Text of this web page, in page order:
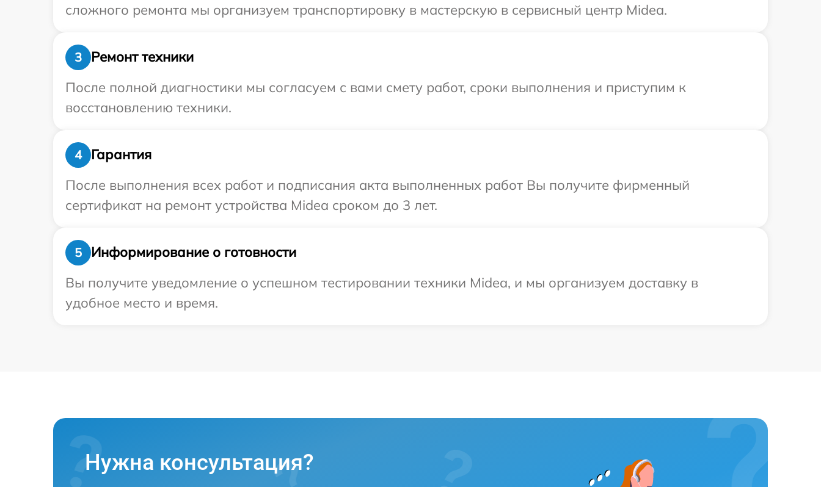
сложного ремонта мы организуем транспортировку в мастерскую в сервисный центр Midea.
3
Ремонт техники
После полной диагностики мы согласуем с вами смету работ, сроки выполнения и приступим к
восстановлению техники.
4
Гарантия
После выполнения всех работ и подписания акта выполненных работ Вы получите фирменный
сертификат на ремонт устройства Midea сроком до 3 лет.
5
Информирование о готовности
Вы получите уведомление о успешном тестировании техники Midea, и мы организуем доставку в
удобное место и время.
Нужна консультация?